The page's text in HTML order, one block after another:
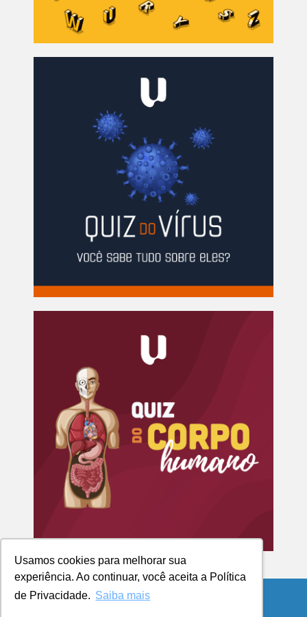
Usamos cookies para melhorar sua
experiência. Ao continuar, você aceita a Política
de Privacidade. Saiba mais